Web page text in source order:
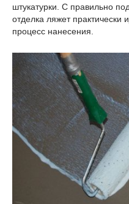
штукатурки. С правильно
отделка ляжет практически
процесс нанесения.